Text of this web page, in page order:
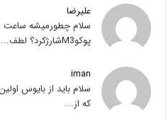
علیرضا
سلام چطورمیشه ساعت
پوکوM3شارژکرد؟ لطف...
iman
سلام باید از بایوس
که از...